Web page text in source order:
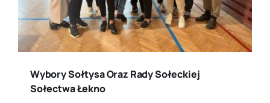
Wybory Sołtysa Oraz Rady Sołeckiej
Sołectwa Łekno